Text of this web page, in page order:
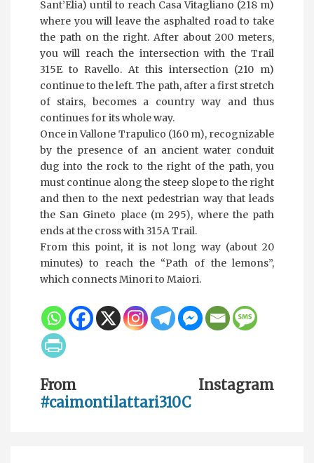
Sant’Elia) until to reach Casa Vitagliano (218 m)
where you will leave the asphalted road to take
the path on the right. After about 200 meters,
you will reach the intersection with the Trail
315E to Ravello. At this intersection (210 m)
continue to the left. The path, after a first stretch
of stairs, becomes a country way and thus
continues for its whole way.
Once in Vallone Trapulico (160 m), recognizable
by the presence of an ancient water conduit
dug into the rock to the right of the path, you
must continue along the steep slope to the right
and then to the next pedestrian way that leads
the San Gineto place (m 295), where the path
ends at the cross with 315A Trail.
From this point, it is not long way (about 20
minutes) to reach the “Path of the lemons”,
which connects Minori to Maiori.
From Instagram
#caimontilattari310C